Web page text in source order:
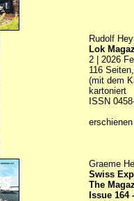
Rudolf
Lok
2 | 2026
116
(mit dem
kartoniert
ISSN
Graeme
Swiss
The
Issue 164